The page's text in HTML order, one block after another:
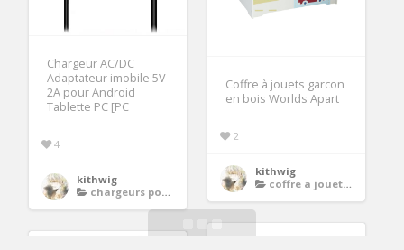
Chargeur AC/DC
Adaptateur imobile 5V
2A pour Android
Tablette PC [PC
4
kithwig
chargeurs pour tablettes
Coffre à jouets garcon
en bois Worlds Apart
2
kithwig
coffre a jouets en bois